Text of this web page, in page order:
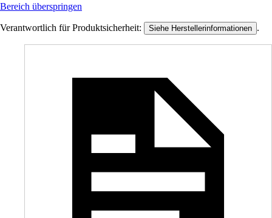
Bereich überspringen
Verantwortlich für Produktsicherheit: Siehe Herstellerinformationen .